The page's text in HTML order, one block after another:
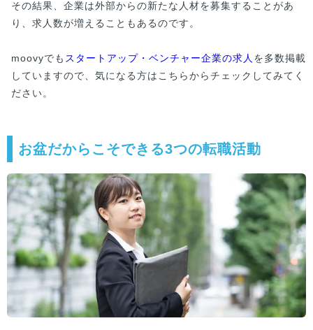
その結果、企業は外部からの新たな人材を募集することがあ
り、求人数が増えることもあるのです。
moovyでも スタートアップ・ベンチャー企業の求人 を多数掲載
していますので、気になる方はこちらからチェックしてみてく
ださい。
お盆だからこそできる3つの転職活動